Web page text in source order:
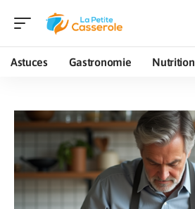
Astuces Gastronomie Nutrition